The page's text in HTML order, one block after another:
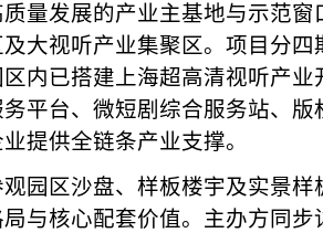
量发展的产业主基地与示范
大视听产业集聚区。项目分
内已搭建上海超高清视听产
平台、微短剧综合服务站、
提供全链条产业支撑。
园区沙盘、样板楼宇及实景
与核心配套价值。主办方同